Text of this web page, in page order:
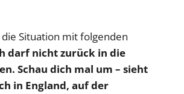
Situation mit folgenden
darf nicht zurück in die
Schau dich mal um – sieht
in England, auf der